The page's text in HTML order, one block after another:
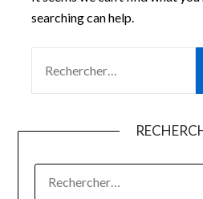
searching can help.